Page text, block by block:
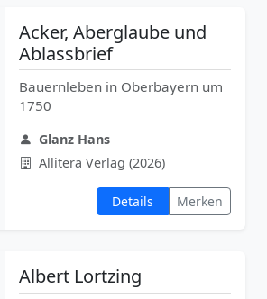
Acker, Aberglaube und
Ablassbrief
Bauernleben in Oberbayern um
1750
Glanz Hans
Allitera Verlag (2026)
Details Merken
Albert Lortzing